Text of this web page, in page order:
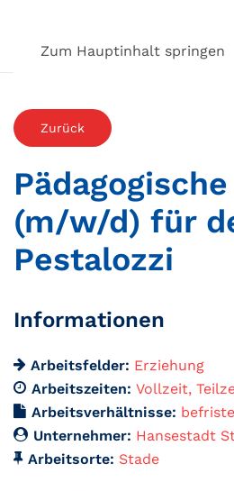
Zum Hauptinhalt springen
Zurück
(m/w/d) für
Pestalozzi
Informationen
Arbeitsfelder: Erziehung
Arbeitszeiten: Vollzeit
Arbeitsverhältnisse:
Unternehmer: Hansestadt
Arbeitsorte: Stade